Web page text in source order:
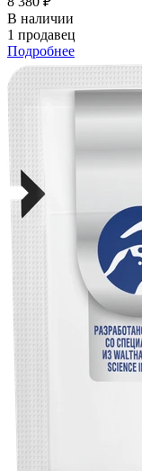
В наличии
1 продавец
Подробнее